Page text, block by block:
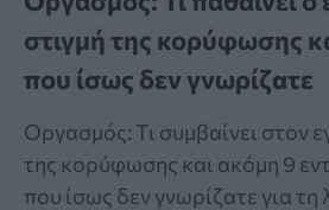
στιγμή της κορύφωσης
που ίσως δεν γνωρίζατε
Οργασμός: Τι συμβαίνει στον
της κορύφωσης και ακόμη 9
που ίσως δεν γνωρίζατε για τη